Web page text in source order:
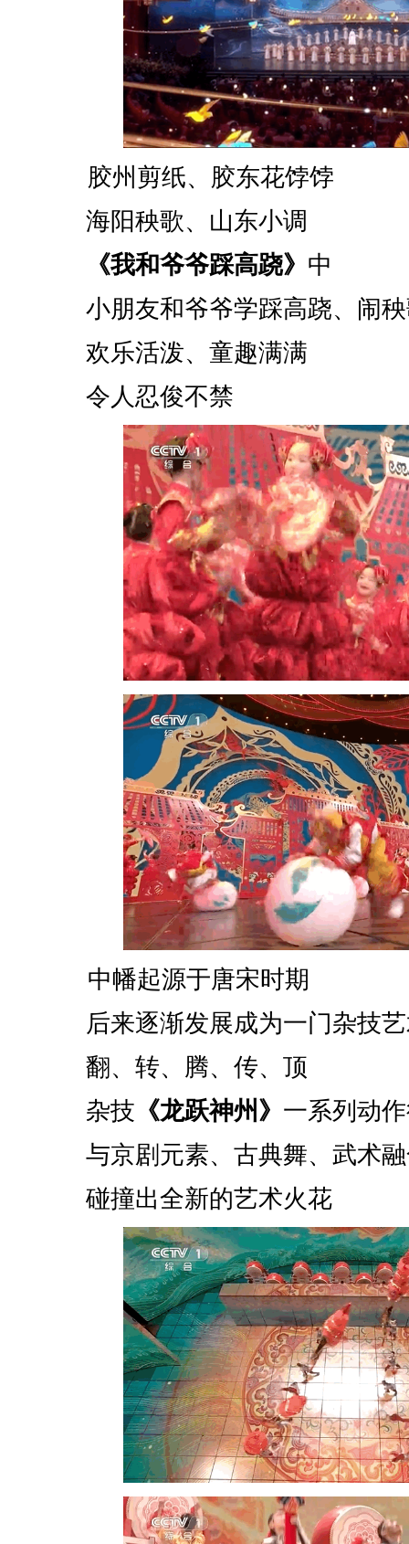
胶州剪纸、胶东花饽饽
海阳秧歌、山东小调
《我和爷爷踩高跷》 中
小朋友和爷爷学踩高跷、闹
欢乐活泼、童趣满满
令人忍俊不禁
中幡起源于唐宋时期
后来逐渐发展成为一门杂技
翻、转、腾、传、顶
杂技 《龙跃神州》 一系列动
与京剧元素、古典舞、武术
碰撞出全新的艺术火花